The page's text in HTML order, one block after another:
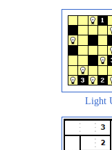
Light